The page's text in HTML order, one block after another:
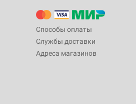
Способы оплаты
Службы доставки
Адреса магазинов